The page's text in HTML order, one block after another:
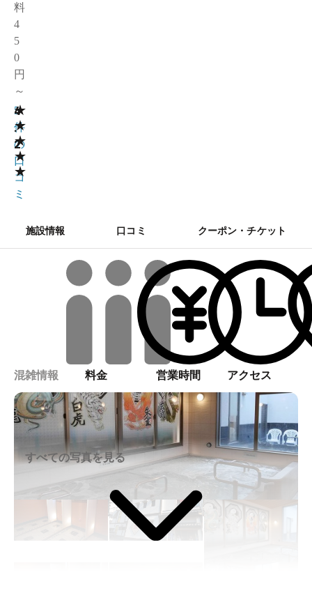
料
4
5
0
円
～
★
★
★
★
★
4
.
2
5
件
の
口
コ
ミ
施設情報 口コミ クーポン・チケット
混雑情報 料金 営業時間 アクセス
すべての写真を見る